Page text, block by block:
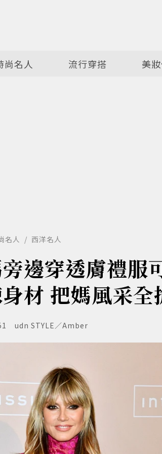
尚名人 流行穿搭 美
名人 西洋名人
邊穿透膚禮服
材 把媽風采全
udn STYLE／Amber